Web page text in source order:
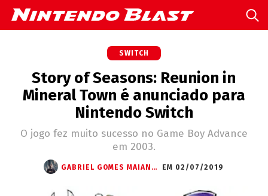
SWITCH
Story of Seasons: Reunion in
Mineral Town é anunciado para
Nintendo Switch
O jogo fez muito sucesso no Game Boy Advance
em 2003.
GABRIEL GOMES MAIANTE EM 02/07/2019